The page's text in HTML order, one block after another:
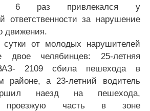
6 раз привлекался у
ответственности за нарушение
движения.
от молодых нарушителей
двое челябинцев: 25-летняя
2109 сбила пешехода в
районе, а 23-летний водитель
наезд на пешехода,
проезжую часть в зоне